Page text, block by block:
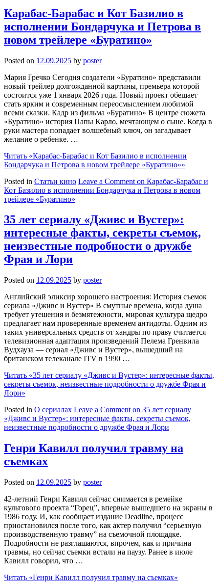
Карабас-Барабас и Кот Базилио в
исполнении Бондарчука и Петрова в
новом трейлере «Буратино»
Posted on 12.09.2025 by poster
Мария Гречко Сегодня создатели «Буратино» представили
новый трейлер долгожданной картины, премьера которой
состоится уже 1 января 2026 года. Новый проект обещает
стать ярким и современным переосмыслением любимой
всеми сказки. Кадр из фильма «Буратино» В центре сюжета
«Буратино» история Папы Карло, мечтающем о сыне. Когда в
руки мастера попадает волшебный ключ, он загадывает
желание о ребенке. …
Читать «Карабас-Барабас и Кот Базилио в исполнении
Бондарчука и Петрова в новом трейлере «Буратино»»
Posted in Статьи кино Leave a Comment on Карабас-Барабас и
Кот Базилио в исполнении Бондарчука и Петрова в новом
трейлере «Буратино»
35 лет сериалу «Дживс и Вустер»:
интересные факты, секреты съемок,
неизвестные подробности о дружбе
Фрая и Лори
Posted on 12.09.2025 by poster
Английский эликсир хорошего настроения: История съемок
сериала «Дживс и Вустер» В смутные времена, когда душа
требует утешения и безмятежности, мировая культура щедро
предлагает нам проверенные временем антидоты. Одним из
таких универсальных средств от хандры по праву считается
телевизионная адаптация произведений Пелема Гренвила
Вудхауза — сериал «Дживс и Вустер», вышедший на
британском телеканале ITV в 1990 …
Читать «35 лет сериалу «Дживс и Вустер»: интересные факты,
секреты съемок, неизвестные подробности о дружбе Фрая и
Лори»
Posted in О сериалах Leave a Comment on 35 лет сериалу
«Дживс и Вустер»: интересные факты, секреты съемок,
неизвестные подробности о дружбе Фрая и Лори
Генри Кавилл получил травму на
съемках
Posted on 12.09.2025 by poster
42-летний Генри Кавилл сейчас снимается в ремейке
культового проекта “Горец”, впервые вышедшего на экраны в
1986 году. И, как сообщает издание Deadline, процесс
приостановился после того, как актер получил “серьезную
производственную травму” на съемочной площадке.
Подробности не разглашаются, впрочем, как и причина
травмы, но сейчас съемки встали на паузу. Ранее в июле
Кавилл говорил, что …
Читать «Генри Кавилл получил травму на съемках»